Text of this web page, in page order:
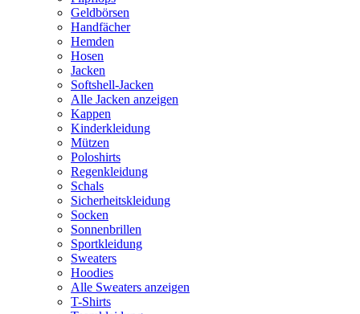
Geldbörsen
Handfächer
Hemden
Hosen
Jacken
Softshell-Jacken
Alle Jacken anzeigen
Kappen
Kinderkleidung
Mützen
Poloshirts
Regenkleidung
Schals
Sicherheitskleidung
Socken
Sonnenbrillen
Sportkleidung
Sweaters
Hoodies
Alle Sweaters anzeigen
T-Shirts